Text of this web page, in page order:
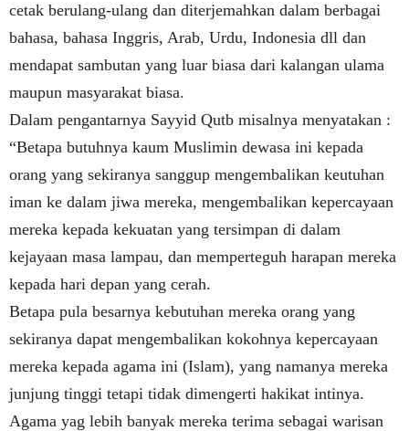
cetak berulang-ulang dan diterjemahkan dalam berbagai
bahasa, bahasa Inggris, Arab, Urdu, Indonesia dll dan
mendapat sambutan yang luar biasa dari kalangan ulama
maupun masyarakat biasa.
Dalam pengantarnya Sayyid Qutb misalnya menyatakan :
“Betapa butuhnya kaum Muslimin dewasa ini kepada
orang yang sekiranya sanggup mengembalikan keutuhan
iman ke dalam jiwa mereka, mengembalikan kepercayaan
mereka kepada kekuatan yang tersimpan di dalam
kejayaan masa lampau, dan memperteguh harapan mereka
kepada hari depan yang cerah.
Betapa pula besarnya kebutuhan mereka orang yang
sekiranya dapat mengembalikan kokohnya kepercayaan
mereka kepada agama ini (Islam), yang namanya mereka
junjung tinggi tetapi tidak dimengerti hakikat intinya.
Agama yag lebih banyak mereka terima sebagai warisan